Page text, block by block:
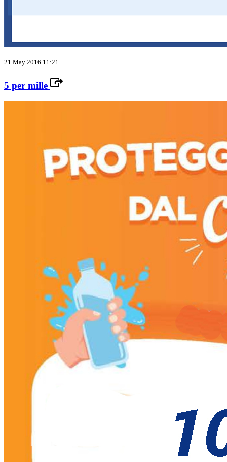
21 May 2016 11:21
5 per mille